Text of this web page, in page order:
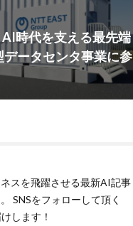
時代を支える最先端
ータセンタ事業に参
スを飛躍させる最新AI記事
SNSをフォローして頂く
します！